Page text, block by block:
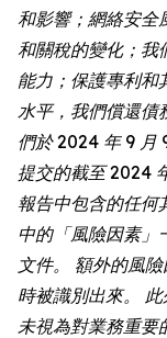
和影響；網絡安全
和關稅的變化；我
能力；保護專利和
水平，我們償還債
們於 2024 年 9 月
提交的截至 2024
報告中包含的任何
中的「風險因素」
文件。 額外的風
時被識別出來。
未視為對業務重要